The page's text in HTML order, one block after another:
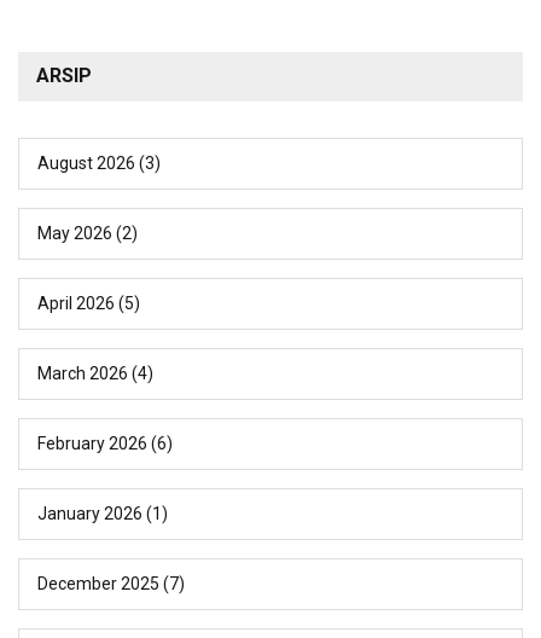
ARSIP
August 2026 (3)
May 2026 (2)
April 2026 (5)
March 2026 (4)
February 2026 (6)
January 2026 (1)
December 2025 (7)